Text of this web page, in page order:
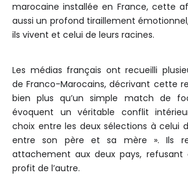
marocaine installée en France, cette
aussi un profond tiraillement
ils vivent et celui de leurs racines.
Les médias français ont recueilli
de Franco-Marocains, décrivant cette
bien plus qu’un simple match de
évoquent un véritable conflit
choix entre les deux sélections à celui
entre son père et sa mère ». Ils
attachement aux deux pays, refusant
profit de l’autre.